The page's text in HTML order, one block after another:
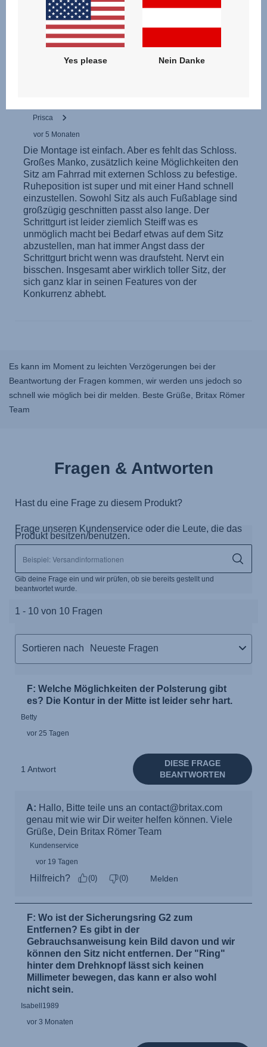
Es kann im Moment zu leichten Verzögerungen bei der
Beantwortung der Fragen kommen, wir werden uns jedoch so
schnell wie möglich bei dir melden. Beste Grüße, Britax Römer
Team
Fragen & Antworten
Yes please Nein Danke